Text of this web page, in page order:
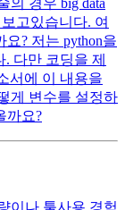
고있습니다. 여
? 저는 python을
다만 코딩을 제
서에 이 내용을
게 변수를 설정하
까요?